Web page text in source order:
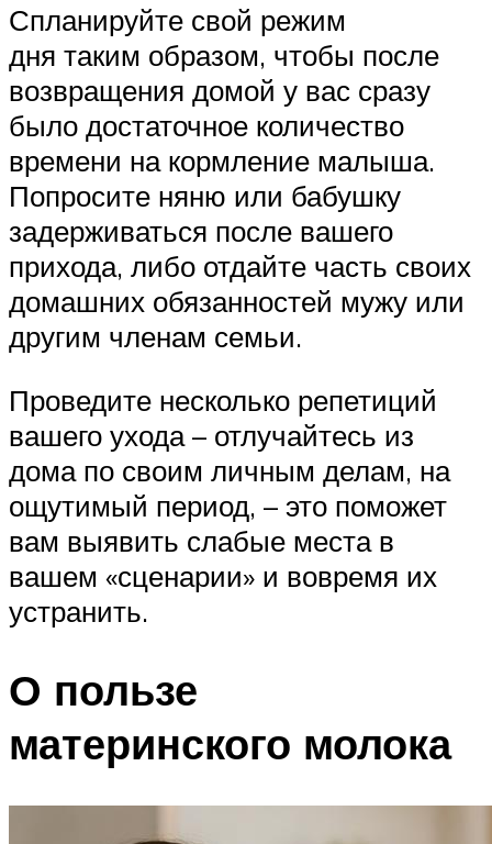
Спланируйте свой режим
дня таким образом, чтобы после
возвращения домой у вас сразу
было достаточное количество
времени на кормление малыша.
Попросите няню или бабушку
задерживаться после вашего
прихода, либо отдайте часть своих
домашних обязанностей мужу или
другим членам семьи.
Проведите несколько репетиций
вашего ухода – отлучайтесь из
дома по своим личным делам, на
ощутимый период, – это поможет
вам выявить слабые места в
вашем «сценарии» и вовремя их
устранить.
О пользе
материнского молока